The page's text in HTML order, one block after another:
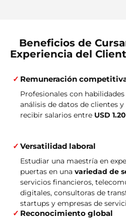
Beneficios de
Experiencia del
Remuneración
Profesionales con
análisis de datos de clientes
recibir salarios entre USD
Versatilidad laboral
Estudiar una maestría en
puertas en una variedad de
servicios financieros,
digitales, consultoras de
startups y empresas de
Reconocimiento global